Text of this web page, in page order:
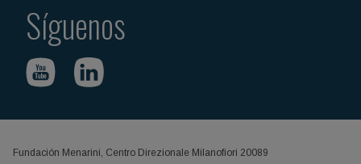
Síguenos
Fundación Menarini, Centro Direzionale Milanofiori 20089